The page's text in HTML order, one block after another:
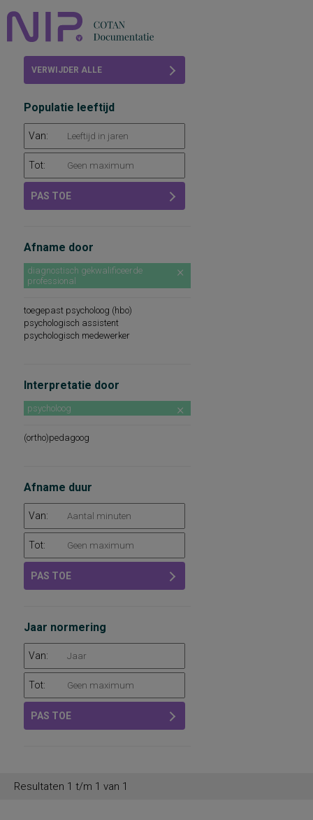
Abonneren
VERWIJDER ALLE
Populatie leeftijd
Van:
Tot:
PAS TOE
Afname door
diagnostisch gekwalificeerde
professional
toegepast psycholoog (hbo)
psychologisch assistent
psychologisch medewerker
Interpretatie door
psycholoog
(ortho)pedagoog
Afname duur
Van:
Tot:
PAS TOE
Jaar normering
Van:
Tot:
PAS TOE
Resultaten 1 t/m 1 van 1